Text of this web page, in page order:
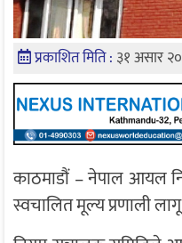
प्रकाशित मिति : ३१ असार
काठमाडौं – नेपाल आयल
स्वचालित मूल्य प्रणाली